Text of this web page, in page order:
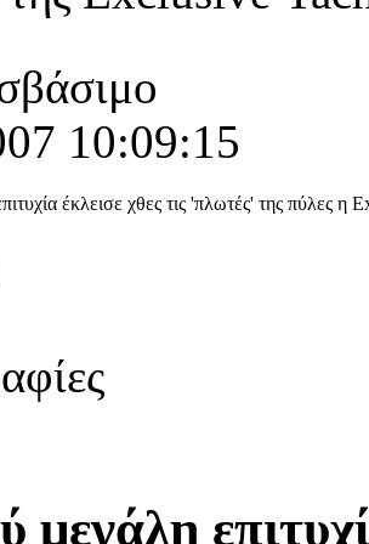
10:09:15